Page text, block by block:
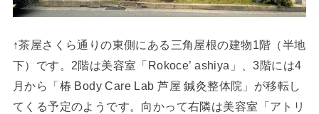
↑茶屋さくら通りの東側にある三角屋根の建物1階（半地
下）です。2階は美容室「Rokoce’ ashiya」、3階には4
月から「椿 Body Care Lab 芦屋 鍼灸整体院」が移転し
てくる予定のようです。向かって右隣は美容室「アトリ